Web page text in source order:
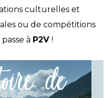
culturelles et
ou de compétitions
à P2V !
de